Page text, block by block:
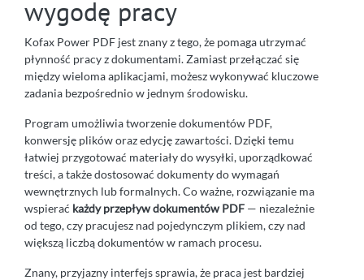
wygodę pracy
Kofax Power PDF jest znany z tego, że pomaga utrzymać
płynność pracy z dokumentami. Zamiast przełączać się
między wieloma aplikacjami, możesz wykonywać kluczowe
zadania bezpośrednio w jednym środowisku.
Program umożliwia tworzenie dokumentów PDF,
konwersję plików oraz edycję zawartości. Dzięki temu
łatwiej przygotować materiały do wysyłki, uporządkować
treści, a także dostosować dokumenty do wymagań
wewnętrznych lub formalnych. Co ważne, rozwiązanie ma
wspierać każdy przepływ dokumentów PDF — niezależnie
od tego, czy pracujesz nad pojedynczym plikiem, czy nad
większą liczbą dokumentów w ramach procesu.
Znany, przyjazny interfejs sprawia, że praca jest bardziej